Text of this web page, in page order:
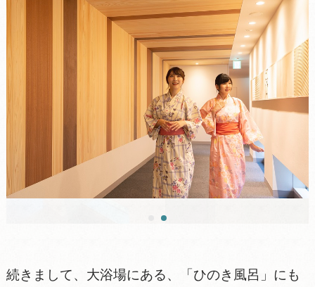
続きまして、大浴場にある、「ひのき風呂」にも